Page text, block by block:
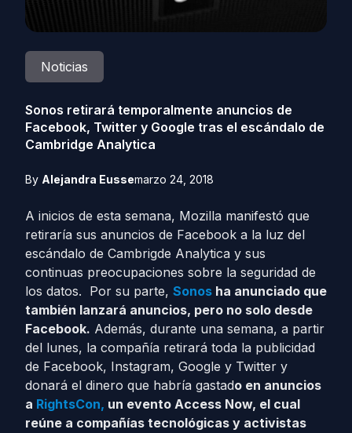
Noticias
Sonos retirará temporalmente anuncios de
Facebook, Twitter y Google tras el escándalo de
Cambridge Analytica
By Alejandra Eussemarzo 24, 2018
A inicios de esta semana, Mozilla manifestó que
retiraría sus anuncios de Facebook a la luz del
escándalo de Cambrigde Analytica y sus
continuas preocupaciones sobre la seguridad de
los datos. Por su parte, Sonos ha anunciado que
también lanzará anuncios, pero no solo desde
Facebook. Además, durante una semana, a partir
del lunes, la compañía retirará toda la publicidad
de Facebook, Instagram, Google y Twitter y
donará el dinero que habría gastado en anuncios
a RightsCon, un evento Access Now, el cual
reúne a compañías tecnológicas y activistas